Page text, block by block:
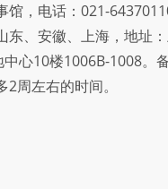
馆，电话：021-
东、安徽、上海，地址
心10楼1006B-1008。
2周左右的时间。